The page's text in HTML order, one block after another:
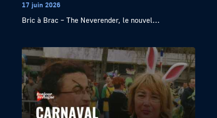
17 juin 2026
Bric à Brac – The Neverender, le nouvel...